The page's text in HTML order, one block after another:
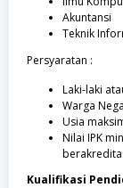
Akuntansi
Teknik
Persyaratan :
Laki-laki
Warga
Usia
Nilai IPK
Kualifikasi